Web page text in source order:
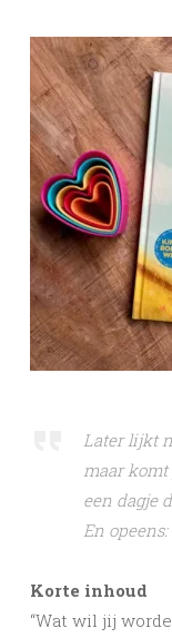
Later lijkt
maar
een dagje
En
Korte inhoud
“Wat wil jij